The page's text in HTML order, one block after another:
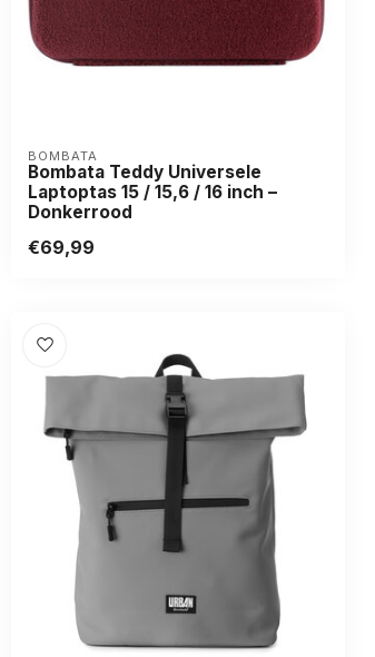
BOMBATA
Bombata Teddy Universele
Laptoptas 15 / 15,6 / 16 inch –
Donkerrood
€69,99